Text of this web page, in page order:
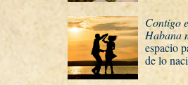
Contigo
Habana
espacio
de lo
los